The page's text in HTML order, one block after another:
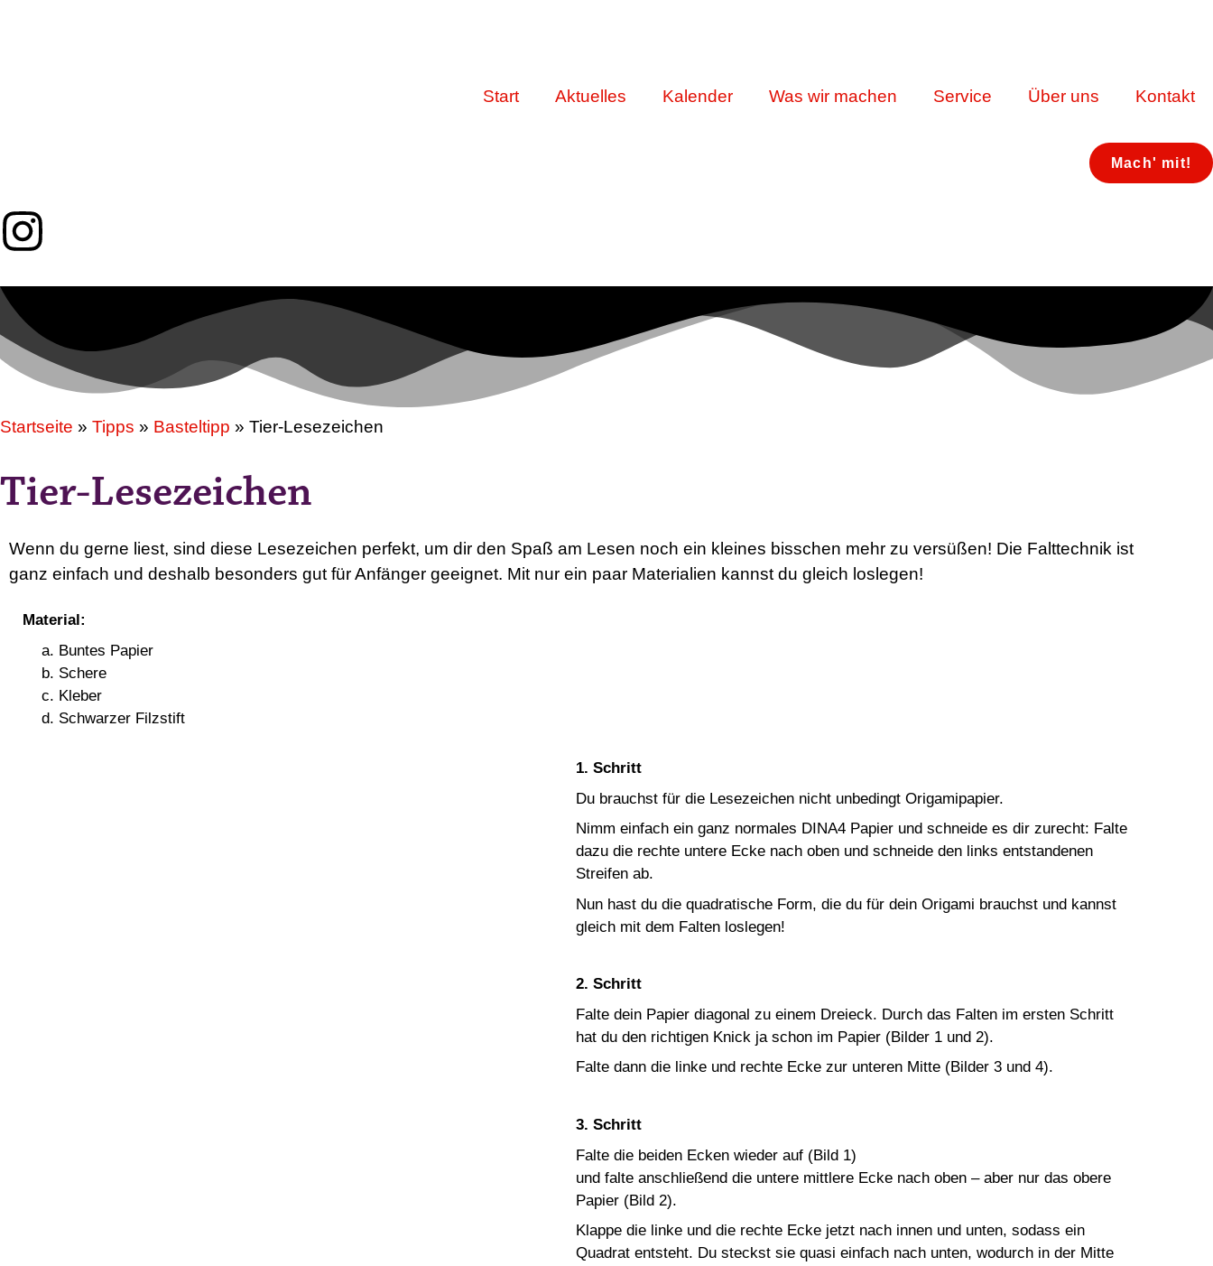
Start Aktuelles Kalender Was wir machen Service Über uns Kontakt
Mach' mit!
Startseite » Tipps » Basteltipp » Tier-Lesezeichen
Tier-Lesezeichen
Wenn du gerne liest, sind diese Lesezeichen perfekt, um dir den Spaß am Lesen noch ein kleines bisschen mehr zu versüßen! Die Falttechnik ist
ganz einfach und deshalb besonders gut für Anfänger geeignet. Mit nur ein paar Materialien kannst du gleich loslegen!
Material:
Buntes Papier
Schere
Kleber
Schwarzer Filzstift
1. Schritt
Du brauchst für die Lesezeichen nicht unbedingt Origamipapier.
Nimm einfach ein ganz normales DINA4 Papier und schneide es dir zurecht: Falte
dazu die rechte untere Ecke nach oben und schneide den links entstandenen
Streifen ab.
Nun hast du die quadratische Form, die du für dein Origami brauchst und kannst
gleich mit dem Falten loslegen!
2. Schritt
Falte dein Papier diagonal zu einem Dreieck. Durch das Falten im ersten Schritt
hat du den richtigen Knick ja schon im Papier (Bilder 1 und 2).
Falte dann die linke und rechte Ecke zur unteren Mitte (Bilder 3 und 4).
3. Schritt
Falte die beiden Ecken wieder auf (Bild 1)
und falte anschließend die untere mittlere Ecke nach oben – aber nur das obere
Papier (Bild 2).
Klappe die linke und die rechte Ecke jetzt nach innen und unten, sodass ein
Quadrat entsteht. Du steckst sie quasi einfach nach unten, wodurch in der Mitte